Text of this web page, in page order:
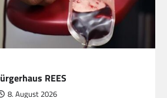
REES
8. August 2026